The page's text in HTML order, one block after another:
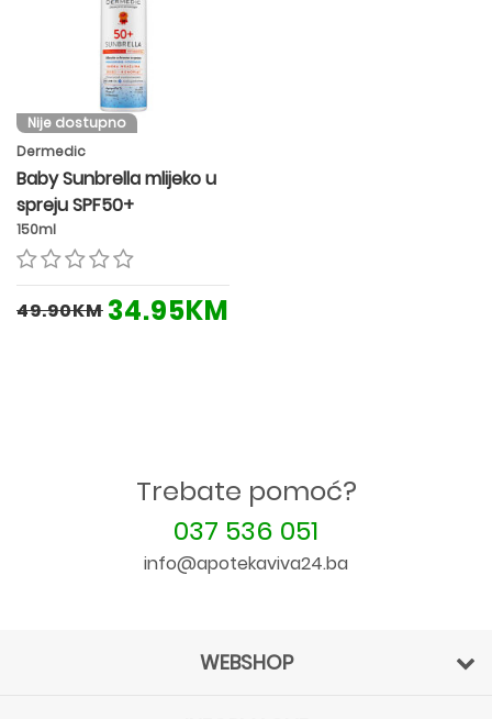
Nije dostupno
Dermedic
Baby Sunbrella mlijeko u
spreju SPF50+
150ml
49.90KM 34.95KM
Trebate pomoć?
037 536 051
info@apotekaviva24.ba
WEBSHOP